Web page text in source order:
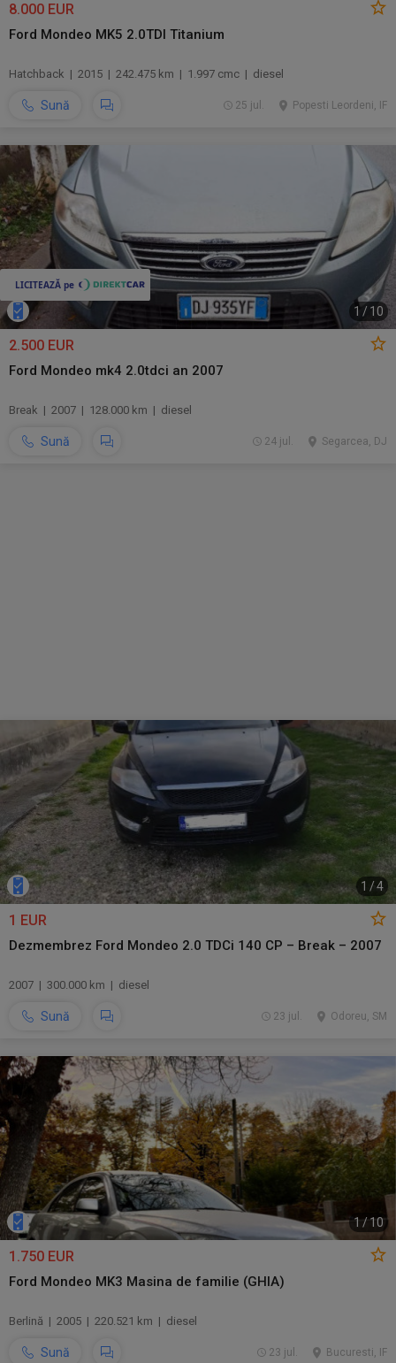
8.000 EUR
Ford Mondeo MK5 2.0TDI Titanium
Hatchback | 2015 | 242.475 km | 1.997 cmc | diesel
Sună Popesti Leordeni, IF
25 jul.
1 / 10
2.500 EUR
Ford Mondeo mk4 2.0tdci an 2007
Break | 2007 | 128.000 km | diesel
Sună Segarcea, DJ
24 jul.
1 /4
1 EUR
Dezmembrez Ford Mondeo 2.0 TDCi 140 CP – Break – 2007
2007 | 300.000 km | diesel
Sună Odoreu, SM
23 jul.
1 /10
1.750 EUR
Ford Mondeo MK3 Masina de familie (GHIA)
Berlină | 2005 | 220.521 km | diesel
Sună Bucuresti, IF
23 jul.